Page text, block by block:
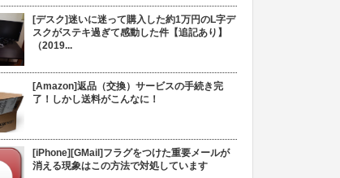
[デスク]迷いに迷って購入した約1万円のL字デ
スクがステキ過ぎて感動した件【追記あり】
（2019...
[Amazon]返品（交換）サービスの手続き完
了！しかし送料がこんなに！
[iPhone][GMail]フラグをつけた重要メールが
消える現象はこの方法で対処しています